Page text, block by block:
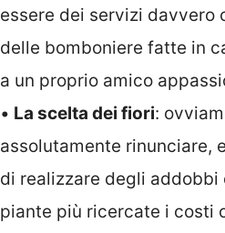
essere dei servizi davvero
delle bomboniere fatte in
a un proprio amico
• La scelta dei fiori:
assolutamente rinunciare,
di realizzare degli
piante più ricercate i costi